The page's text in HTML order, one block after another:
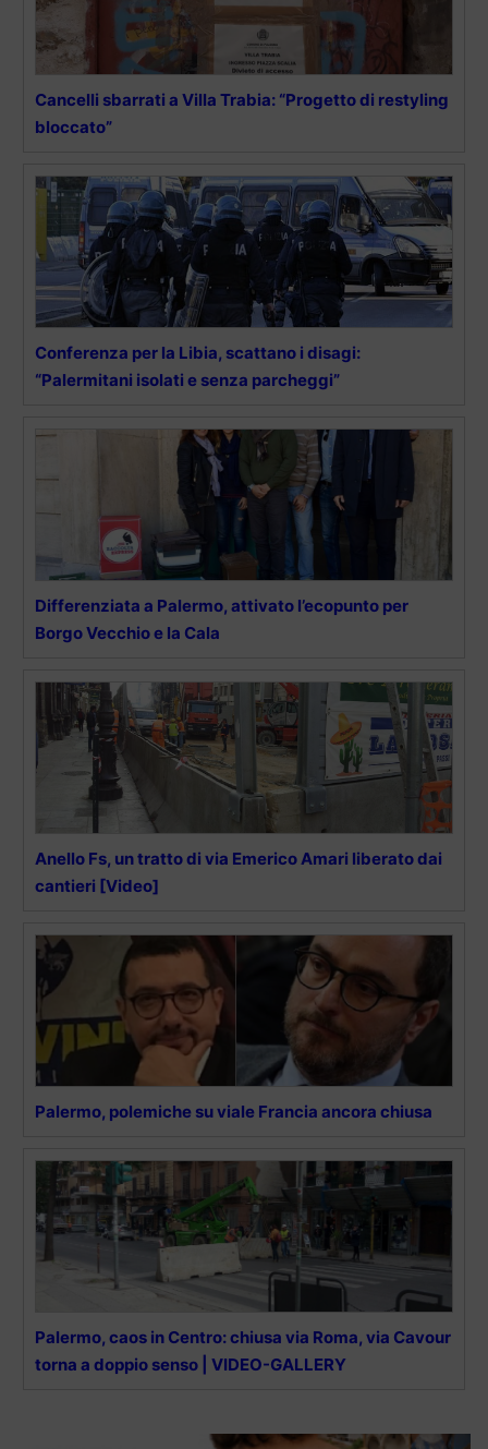
Cancelli sbarrati a Villa Trabia: “Progetto di restyling
bloccato”
Conferenza per la Libia, scattano i disagi:
“Palermitani isolati e senza parcheggi”
Differenziata a Palermo, attivato l’ecopunto per
Borgo Vecchio e la Cala
Anello Fs, un tratto di via Emerico Amari liberato dai
cantieri [Video]
Palermo, polemiche su viale Francia ancora chiusa
Palermo, caos in Centro: chiusa via Roma, via Cavour
torna a doppio senso | VIDEO-GALLERY